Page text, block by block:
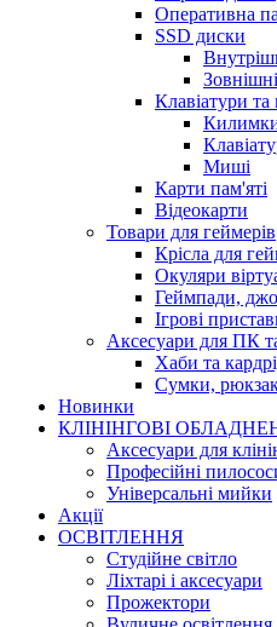
Оперативна
SSD диски
Зовнішні
Клавіатури
Миші
Карти пам'яті
Відеокарти
Товари для геймерів
Крісла для
Окуляри
Геймпади,
Ігрові
Аксесуари для ПК
Хаби та
Сумки,
Новинки
КЛІНІНГОВІ
Аксесуари для
Професійні
Універсальні мийки
Акції
ОСВІТЛЕННЯ
Студійне світло
Ліхтарі і аксесуари
Прожектори